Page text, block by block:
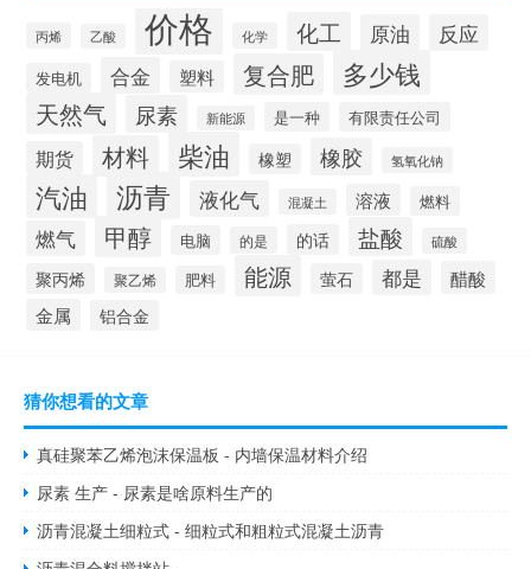
丙烯 乙酸 价格 化学 化工 原油 反应
发电机 合金 塑料 复合肥 多少钱
天然气 尿素 新能源 是一种 有限责任公司
期货 材料 柴油 橡塑 橡胶 氢氧化钠
汽油 沥青 液化气 混凝土 溶液 燃料
燃气 甲醇 电脑 的是 的话 盐酸 硫酸
聚丙烯 聚乙烯 肥料 能源 萤石 都是 醋酸
金属 铝合金
猜你想看的文章
真硅聚苯乙烯泡沫保温板 - 内墙保温材料介绍
尿素 生产 - 尿素是啥原料生产的
沥青混凝土细粒式 - 细粒式和粗粒式混凝土沥青